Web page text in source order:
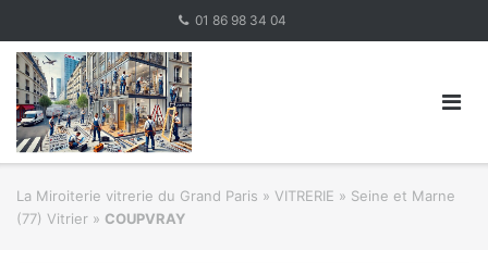
content
01 86 98 34 04
La Miroiterie vitrerie du Grand Paris » VITRERIE » Seine et Marne
(77) Vitrier » COUPVRAY